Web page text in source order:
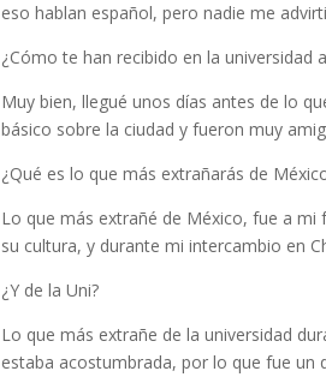
eso hablan español, pero nadie me
¿Cómo te han recibido en la universidad
Muy bien, llegué unos días antes de lo
básico sobre la ciudad y fueron muy
¿Qué es lo que más extrañarás de
Lo que más extrañé de México, fue a
su cultura, y durante mi intercambio en
¿Y de la Uni?
Lo que más extrañe de la universidad
estaba acostumbrada, por lo que fue un